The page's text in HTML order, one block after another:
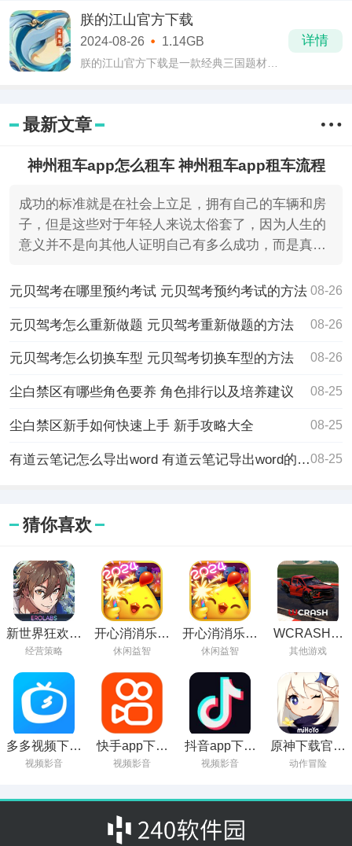
最新版2024当中上线就上2048抽，山海经
中的灵妖轻松收集汇聚，养成上阵为你战
斗!
朕的江山官方下载
2024-08-26 1.14GB
朕的江山官方下载是一款经典三国题材的
大。
详情
最新文章
神州租车app怎么租车 神州租车app租车流程
成功的标准就是在社会上立足，拥有自己的车辆和房
子，但是这些对于年轻人来说太俗套了，因为人生的
意义并不是向其他人证明自己有多么成功，而是真正
元贝驾考在哪里预约考试 元贝驾考预约考试的方法 08-26
元贝驾考怎么重新做题 元贝驾考重新做题的方法 08-26
元贝驾考怎么切换车型 元贝驾考切换车型的方法 08-26
尘白禁区有哪些角色要养 角色排行以及培养建议 08-25
尘白禁区新手如何快速上手 新手攻略大全 08-25
有道云笔记怎么导出word 有道云笔记导出word的方法08-25
猜你喜欢
新世界狂欢下
载官方正版
经营策略
开心消消乐老
版本下载
休闲益智
开心消消乐旧
版本下载
休闲益智
WCRASH车
祸游戏手机版
其他游戏
多多视频下载
苹果手机版
视频影音
快手app下载
最新版
视频影音
抖音app下载
安装最新版
视频影音
原神下载官方
版本
动作冒险